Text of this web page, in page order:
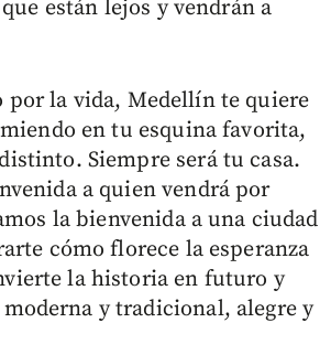
están lejos y vendrán a
por la vida, Medellín te quiere
en tu esquina favorita,
Siempre será tu casa.
a quien vendrá por
la bienvenida a una ciudad
cómo florece la esperanza
la historia en futuro y
y tradicional, alegre y